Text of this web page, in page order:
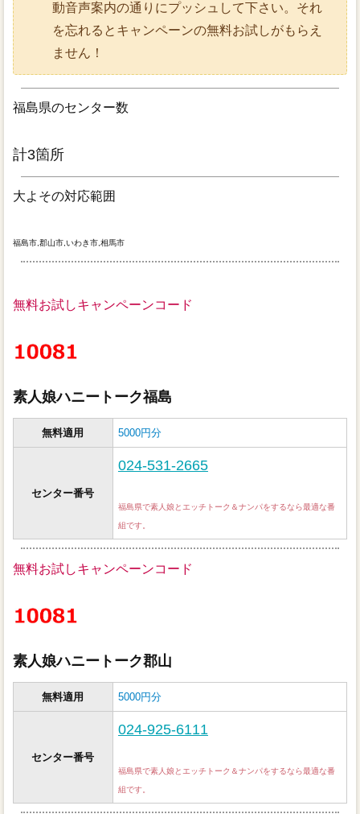
動音声案内の通りにプッシュして下さい。それ
を忘れるとキャンペーンの無料お試しがもらえ
ません！
福島県のセンター数
計3箇所
大よその対応範囲
福島市,郡山市,いわき市,相馬市
無料お試しキャンペーンコード
素人娘ハニートーク福島
無料適用 5000円分
センター番号
024-531-2665
福島県で素人娘とエッチトーク＆ナンパをするなら最適な番
組です。
無料お試しキャンペーンコード
素人娘ハニートーク郡山
無料適用 5000円分
センター番号
024-925-6111
福島県で素人娘とエッチトーク＆ナンパをするなら最適な番
組です。